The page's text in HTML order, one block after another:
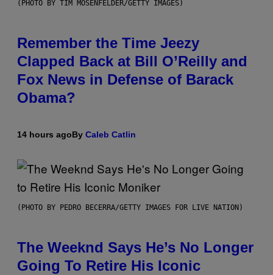
(PHOTO BY TIM MOSENFELDER/GETTY IMAGES)
Remember the Time Jeezy
Clapped Back at Bill O’Reilly and
Fox News in Defense of Barack
Obama?
14 hours agoBy Caleb Catlin
(PHOTO BY PEDRO BECERRA/GETTY IMAGES FOR LIVE NATION)
The Weeknd Says He’s No Longer
Going To Retire His Iconic